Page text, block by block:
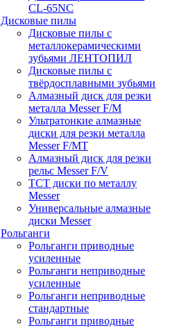
CL-65NC
Дисковые пилы
Дисковые пилы с
металлокерамическими
зубьями ЛЕНТОПИЛ
Дисковые пилы с
твёрдосплавными зубьями
Алмазный диск для резки
металла Messer F/M
Ультратонкие алмазные
диски для резки металла
Messer F/MT
Алмазный диск для резки
рельс Messer F/V
ТСТ диски по металлу
Messer
Универсальные алмазные
диски Messer
Рольганги
Рольганги приводные
усиленные
Рольганги неприводные
усиленные
Рольганги неприводные
стандартные
Рольганги приводные